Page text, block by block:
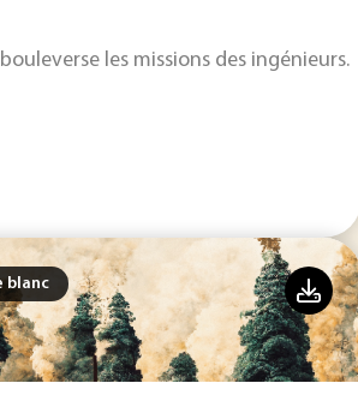
n'a pas été correctement
les performances des usines.
bouleverse les missions des ingénieurs.
blanc